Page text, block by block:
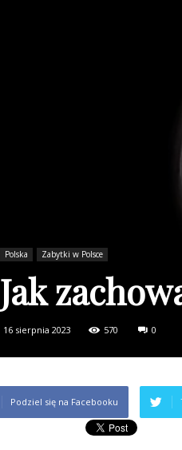
Polska Zabytki w Polsce
Jak
16 sierpnia 2023 570 0
Podziel się na Facebooku